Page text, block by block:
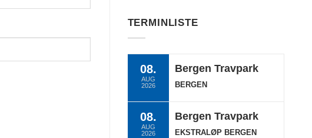
TERMINLISTE
08.
AUG
2026
Bergen Travpark
BERGEN
08.
AUG
2026
Bergen Travpark
EKSTRALØP BERGEN